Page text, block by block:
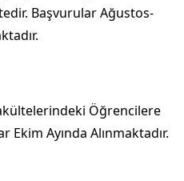
Başvurular Ağustos-
Öğrencilere
Ayında Alınmaktadır.